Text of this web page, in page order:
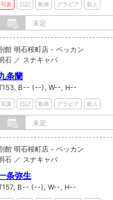
写真 日記 動画 グラビア 新人
未定
館 明石桜町店 - ベッカン
石 ／ スナキャバ
条蘭
B-- (--), W--, H--
写真 日記 動画 グラビア 新人
未定
館 明石桜町店 - ベッカン
石 ／ スナキャバ
条弥生
B-- (--), W--, H--